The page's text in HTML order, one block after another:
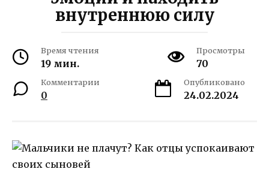
внутреннюю силу
Время чтения
19 мин.
Просмотры
70
Комментарии
0
Опубликовано
24.02.2024